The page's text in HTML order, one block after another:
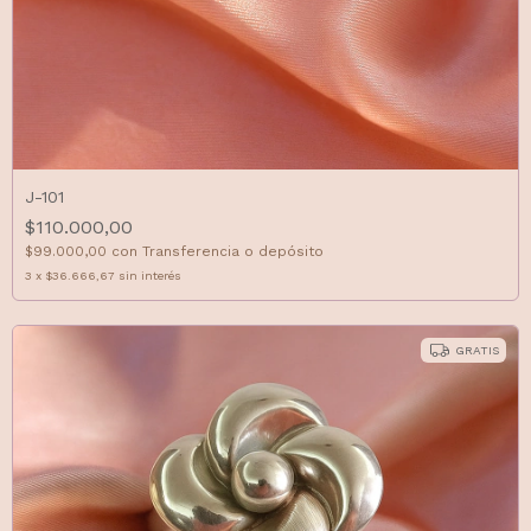
J-101
$110.000,00
$99.000,00 con Transferencia o depósito
3 x $36.666,67 sin interés
GRATIS